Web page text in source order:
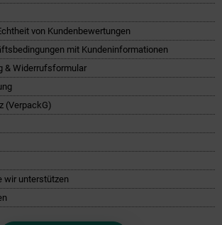
von Kundenbewertungen
mit Kundeninformationen
& Widerrufsformular
(VerpackG)
wir unterstützen